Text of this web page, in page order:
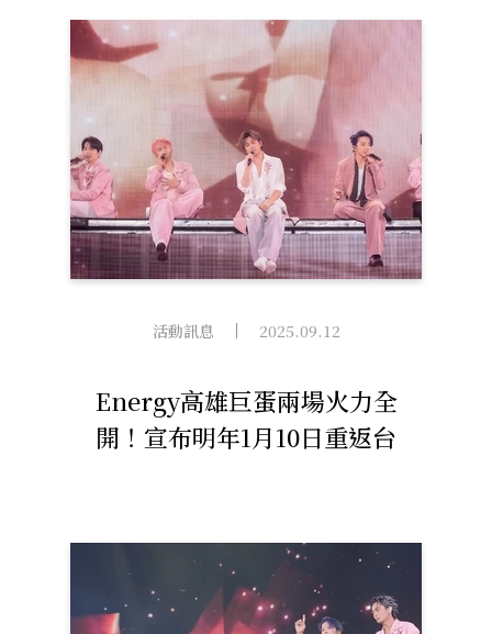
活動訊息
Energy高雄巨蛋兩場火力全
開！宣布明年1月10日重返台
2025.09.12